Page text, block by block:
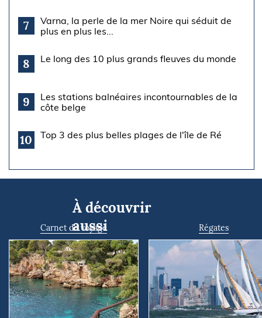
7
Varna, la perle de la mer Noire qui séduit de
plus en plus les...
8 Le long des 10 plus grands fleuves du monde
9
Les stations balnéaires incontournables de la
côte belge
10 Top 3 des plus belles plages de l'île de Ré
À découvrir
aussi
Carnet de voyage Régates